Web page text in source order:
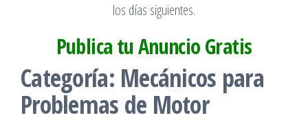
los días siguientes.
Publica tu Anuncio Gratis
Categoría: Mecánicos para
Problemas de Motor